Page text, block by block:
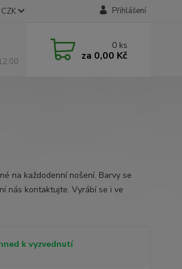
CZK Přihlášení
0 ks
za 0,00 Kč
na každodenní nošení. Barvy se
nás kontaktujte. Vyrábí se i ve
k vyzvednutí